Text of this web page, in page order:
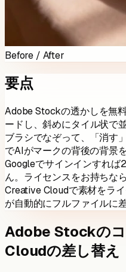
Before / After
要点
Adobe Stockの透かしを無
ードし、斜めにタイル状で
ブラシでなぞって、「消す
でAIがマークの背後の背景
Googleでサインインすれば2
ん。ライセンスをお持ちな
Creative Cloudで素材をラ
が自動的にフルファイルに
Adobe Stockの
Cloudの差し替え